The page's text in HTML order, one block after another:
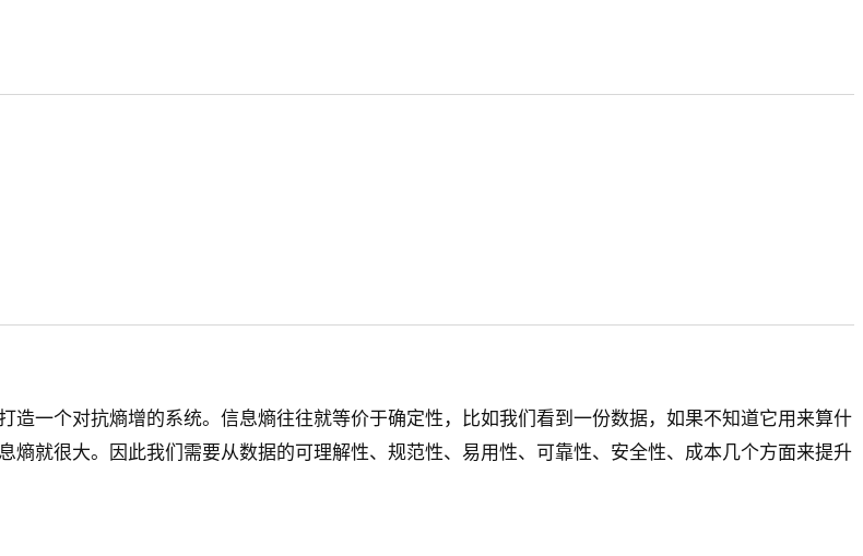
一个对抗熵增的系统。信息熵往往就等价于确定性，比如我们看到一份数据，如果不知道它用来算什
就很大。因此我们需要从数据的可理解性、规范性、易用性、可靠性、安全性、成本几个方面来提升